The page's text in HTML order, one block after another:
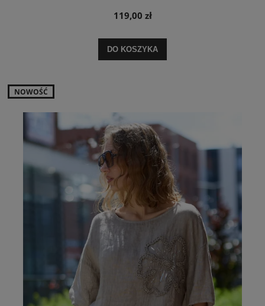
119,00 zł
DO KOSZYKA
NOWOŚĆ